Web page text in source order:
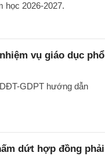
học 2026-2027.
vụ giáo dục phổ
GDPT hướng dẫn
dứt hợp đồng phải